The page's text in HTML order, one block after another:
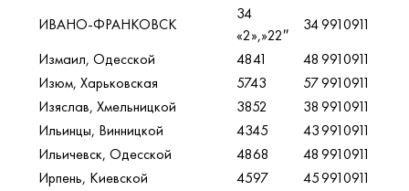
ИВАНО-ФРАНКОВСК
34
«2»,»22″
349910911
Измаил, Одесской
4841 489910911
Изюм, Харьковская
5743 579910911
Изяслав, Хмельницкой
3852 389910911
Ильинцы, Винницкой
4345 439910911
Ильичевск, Одесской
4868 489910911
Ирпень, Киевской
4597 459910911